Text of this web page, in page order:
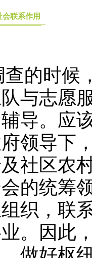
联系作用
的时候
与志愿
导。应
领导下
社区农
的统筹
织，联
。因此